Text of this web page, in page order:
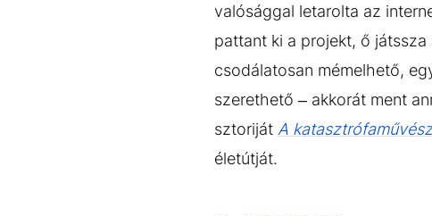
valósággal letarolta az
pattant ki a projekt, ő játssza
csodálatosan mémelhető,
szerethető – akkorát ment
sztoriját A katasztrófaművész
életútját.